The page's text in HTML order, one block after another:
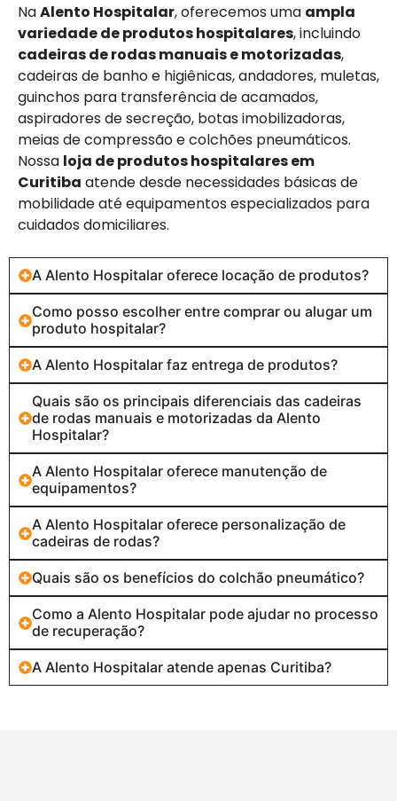
NaAlento Hospitalar, oferecemos uma ampla
variedade de produtos hospitalares, incluindo
cadeiras de rodas manuais e motorizadas,
cadeiras de banho e higiênicas, andadores, muletas,
guinchos para transferência de acamados,
aspiradores de secreção, botas imobilizadoras,
meias de compressão e colchões pneumáticos.
Nossa loja de produtos hospitalares em
Curitiba atende desde necessidades básicas de
mobilidade até equipamentos especializados para
cuidados domiciliares.
A Alento Hospitalar oferece locação de produtos?
Como posso escolher entre comprar ou alugar um
produto hospitalar?
A Alento Hospitalar faz entrega de produtos?
Quais são os principais diferenciais das cadeiras
de rodas manuais e motorizadas da Alento
Hospitalar?
A Alento Hospitalar oferece manutenção de
equipamentos?
A Alento Hospitalar oferece personalização de
cadeiras de rodas?
Quais são os benefícios do colchão pneumático?
Como a Alento Hospitalar pode ajudar no processo
de recuperação?
A Alento Hospitalar atende apenas Curitiba?